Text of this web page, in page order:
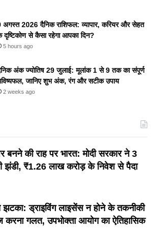
अगस्त 2026 दैनिक राशिफल: व्यापार, करियर और सेहत
दृष्टिकोण से कैसा रहेगा आपका दिन?
5 hours ago
अंक ज्योतिष 29 जुलाई: मूलांक 1 से 9 तक का संपूर्ण
जानिए शुभ अंक, रंग और सटीक उपाय
2 weeks ago
बनने की राह पर भारत: मोदी सरकार ने 3
झंडी, ₹1.26 लाख करोड़ के निवेश से पैदा
झटका: ड्राइविंग लाइसेंस न होने के तकनीकी
करना गलत, उपभोक्ता आयोग का ऐतिहासिक